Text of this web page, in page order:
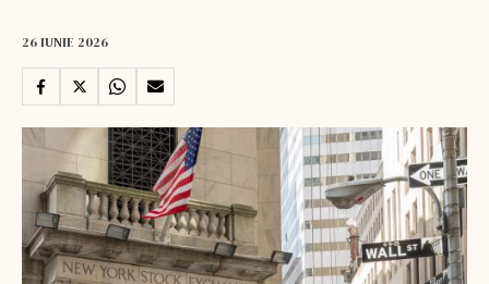
26 IUNIE 2026